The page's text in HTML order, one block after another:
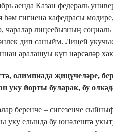
аенда Казан федераль
һәм гигиена кафедрасы
лицеебызның
дип саныйм. Лицей
аралашуы күп нәрсәләр
олимпиада җиңүчеләре,
уку йорты буларак, бу
беренче – сигезенче
уку елында бу юнәлештә